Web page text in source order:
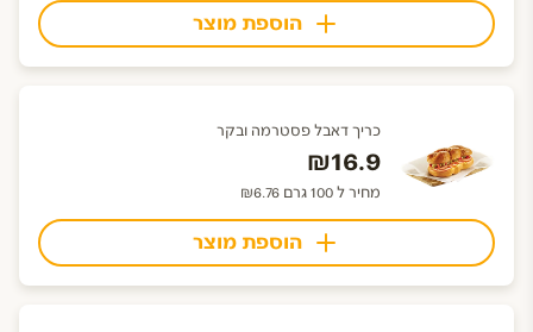
הוספת מוצר
כריך דאבל פסטרמה ובקר
₪16.9
מחיר ל 100 גרם ₪6.76
הוספת מוצר